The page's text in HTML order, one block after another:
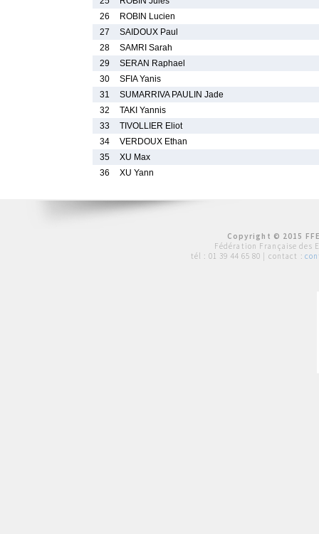
26
ROBIN Lucien
27
SAIDOUX Paul
28
SAMRI Sarah
29
SERAN Raphael
30
SFIA Yanis
31
SUMARRIVA PAULIN Jade
32
TAKI Yannis
33
TIVOLLIER Eliot
34
VERDOUX Ethan
35
XU Max
36
XU Yann
Copyright © 2015
Fédération Française des
tél : 01 39 44 65 80 | contact :